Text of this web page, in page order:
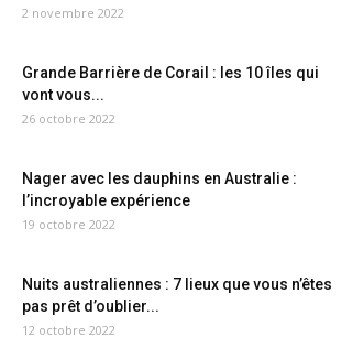
2 novembre 2022
Grande Barrière de Corail : les 10 îles qui
vont vous...
26 octobre 2022
Nager avec les dauphins en Australie :
l’incroyable expérience
19 octobre 2022
Nuits australiennes : 7 lieux que vous n’êtes
pas prêt d’oublier...
12 octobre 2022